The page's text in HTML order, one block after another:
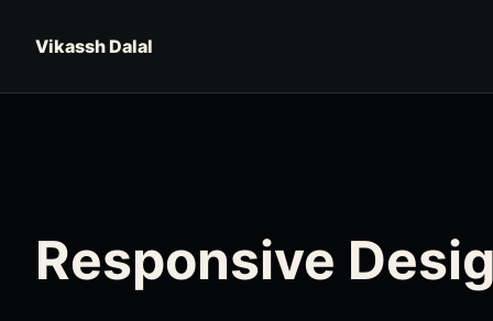
Vikassh Dalal
Responsive